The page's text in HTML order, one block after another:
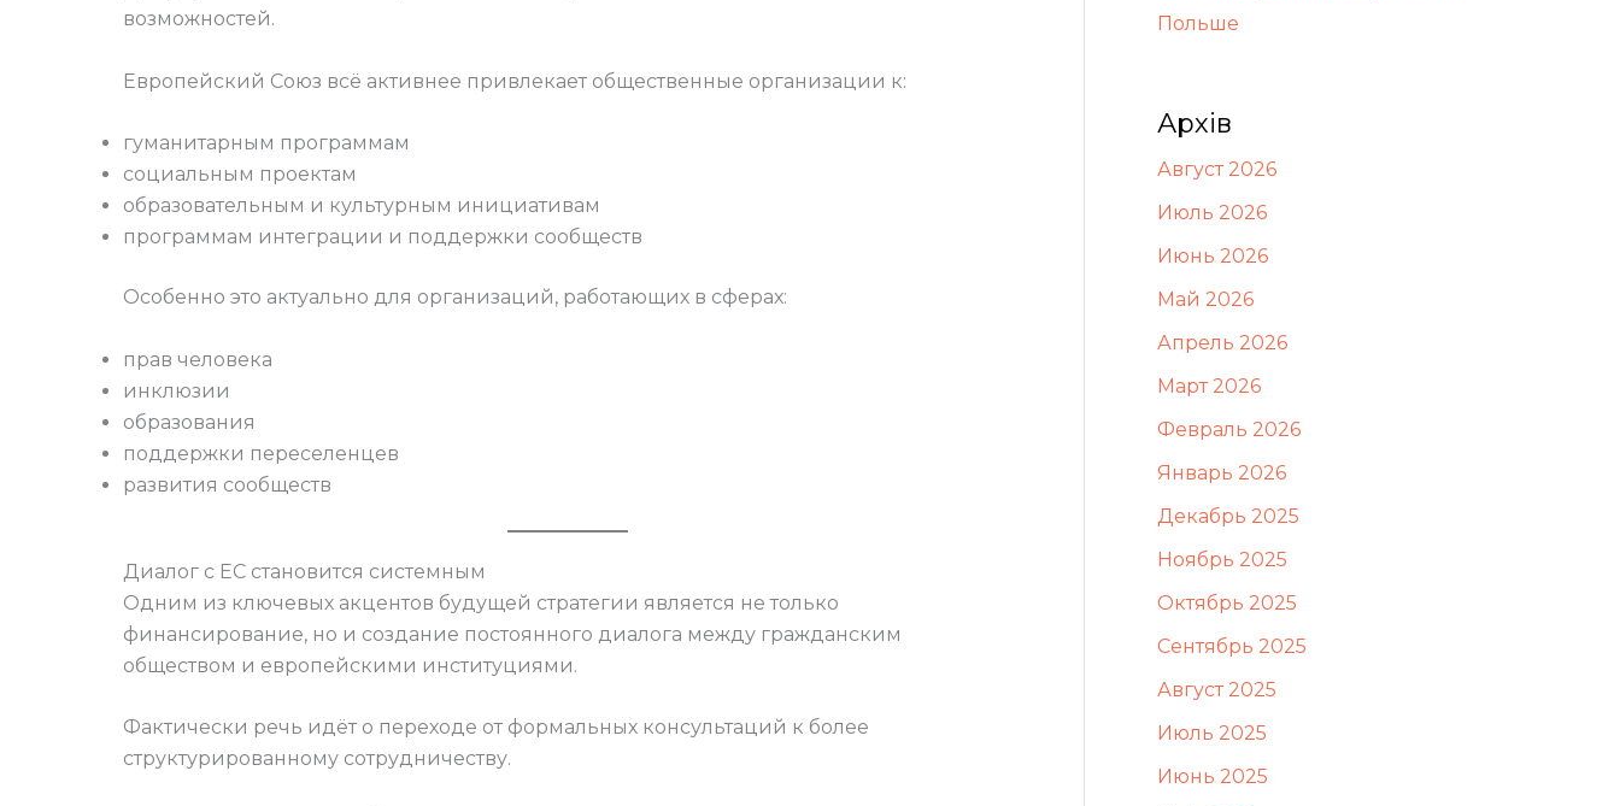
возможностей.
Европейский Союз всё активнее привлекает общественные организации к:
гуманитарным программам
социальным проектам
образовательным и культурным инициативам
программам интеграции и поддержки сообществ
Особенно это актуально для организаций, работающих в сферах:
прав человека
инклюзии
образования
поддержки переселенцев
развития сообществ
Диалог с ЕС становится системным
Одним из ключевых акцентов будущей стратегии является не только
финансирование, но и создание постоянного диалога между гражданским
обществом и европейскими институциями.
Фактически речь идёт о переходе от формальных консультаций к более
структурированному сотрудничеству.
Польше
Архів
Август 2026
Июль 2026
Июнь 2026
Май 2026
Апрель 2026
Март 2026
Февраль 2026
Январь 2026
Декабрь 2025
Ноябрь 2025
Октябрь 2025
Сентябрь 2025
Август 2025
Июль 2025
Июнь 2025